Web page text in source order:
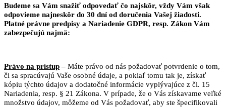
Budeme sa Vám snažiť odpovedať čo najskôr, vždy Vám však
odpovieme najneskôr do 30 dní od doručenia Vašej žiadosti.
Platné právne predpisy a Nariadenie GDPR, resp. Zákon Vám
zabezpečujú najmä:
Právo na prístup – Máte právo od nás požadovať potvrdenie o tom,
či sa spracúvajú Vaše osobné údaje, a pokiaľ tomu tak je, získať
kópiu týchto údajov a dodatočné informácie vyplývajúce z čl. 15
Nariadenia, resp. § 21 Zákona. V prípade, že o Vás získavame veľké
množstvo údajov, môžeme od Vás požadovať, aby ste špecifikovali